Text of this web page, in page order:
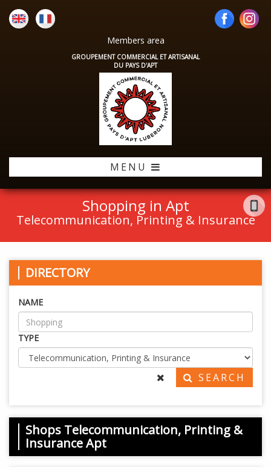
Members area
GROUPEMENT COMMERCIAL ET ARTISANAL
DU PAYS D'APT
MENU
Shopping in Apt
Telecommunication, Printing & Insurance
DIRECTORY
NAME
TYPE
SEARCH
Shops Telecommunication, Printing &
Insurance Apt